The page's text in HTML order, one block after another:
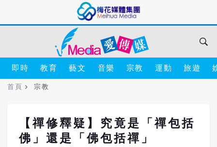
即時 教育 藝文 音樂 宗教 運動 旅遊
首頁 宗教
【禪修釋疑】究竟是「禪包括
佛」還是「佛包括禪」